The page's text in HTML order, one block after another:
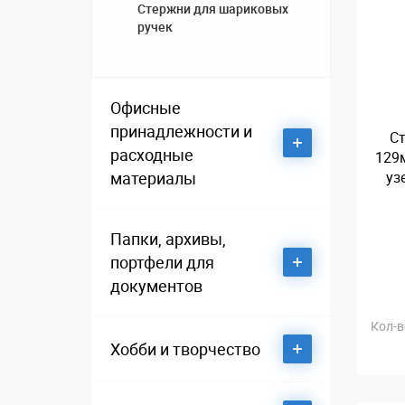
Термокружки, термосы,
Сувенирные ножи
Ювелирные изделия
Стержни для шариковых
ручек
Офисные
принадлежности и
расходные
материалы
Визитницы настольные
Дыроколы
Клей
Папки, архивы,
портфели для
документов
Папки адресные
Хобби и творчество
Кол-